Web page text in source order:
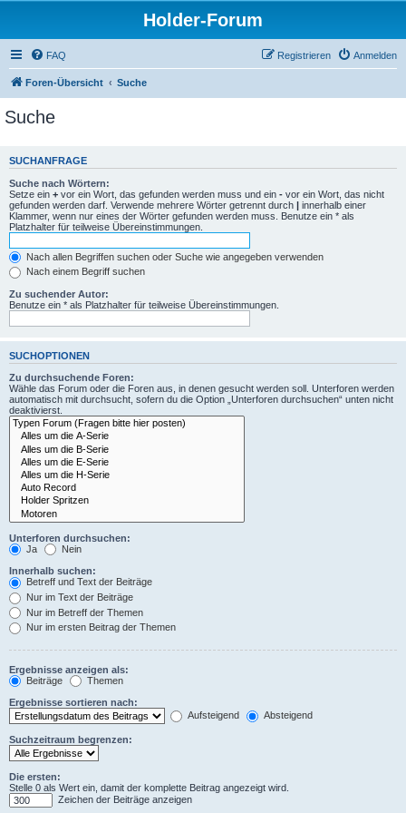
Holder-Forum
FAQ Anmelden
Registrieren
Foren-Übersicht Suche
Suche
SUCHANFRAGE
Suche nach Wörtern:
Setze ein + vor ein Wort, das gefunden werden muss und ein - vor ein Wort, das nicht
gefunden werden darf. Verwende mehrere Wörter getrennt durch | innerhalb einer
Klammer, wenn nur eines der Wörter gefunden werden muss. Benutze ein * als
Platzhalter für teilweise Übereinstimmungen.
Nach allen Begriffen suchen oder Suche wie angegeben verwenden
Nach einem Begriff suchen
Zu suchender Autor:
Benutze ein * als Platzhalter für teilweise Übereinstimmungen.
SUCHOPTIONEN
Zu durchsuchende Foren:
Wähle das Forum oder die Foren aus, in denen gesucht werden soll. Unterforen werden
automatisch mit durchsucht, sofern du die Option „Unterforen durchsuchen“ unten nicht
deaktivierst.
Unterforen durchsuchen:
Ja
Nein
Innerhalb suchen:
Betreff und Text der Beiträge
Nur im Text der Beiträge
Nur im Betreff der Themen
Nur im ersten Beitrag der Themen
Ergebnisse anzeigen als:
Beiträge
Themen
Ergebnisse sortieren nach:
Aufsteigend
Absteigend
Suchzeitraum begrenzen:
Die ersten:
Stelle 0 als Wert ein, damit der komplette Beitrag angezeigt wird.
Zeichen der Beiträge anzeigen